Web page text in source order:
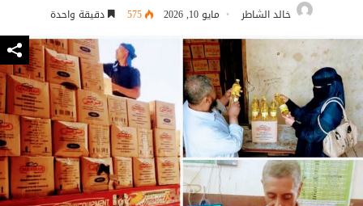
خالد الشاطر مايو 10, 2026 575 دقيقة واحدة